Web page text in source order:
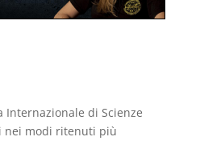
Internazionale di Scienze
nei modi ritenuti più